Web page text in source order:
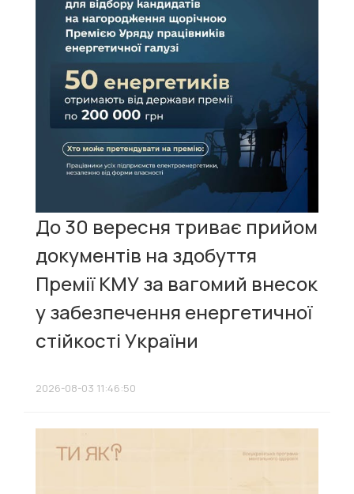
До 30 вересня триває прийом
документів на здобуття
Премії КМУ за вагомий внесок
у забезпечення енергетичної
стійкості України
2026-08-03 11:46:50